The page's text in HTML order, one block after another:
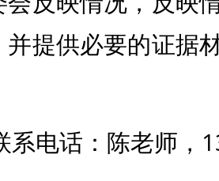
提供必要的证据
系电话：陈老师，